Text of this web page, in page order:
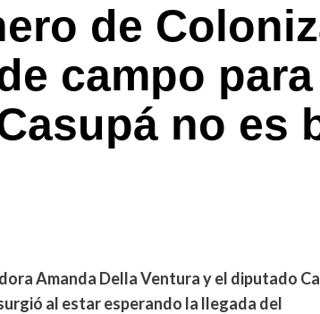
de
campo para
no es
Amanda Della Ventura y el diputado
al estar esperando la llegada del